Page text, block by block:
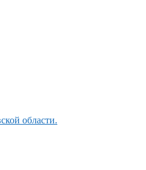
области.